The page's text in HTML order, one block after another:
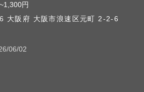
円
大阪府 大阪市浪速区元町 2-2-6
06/02